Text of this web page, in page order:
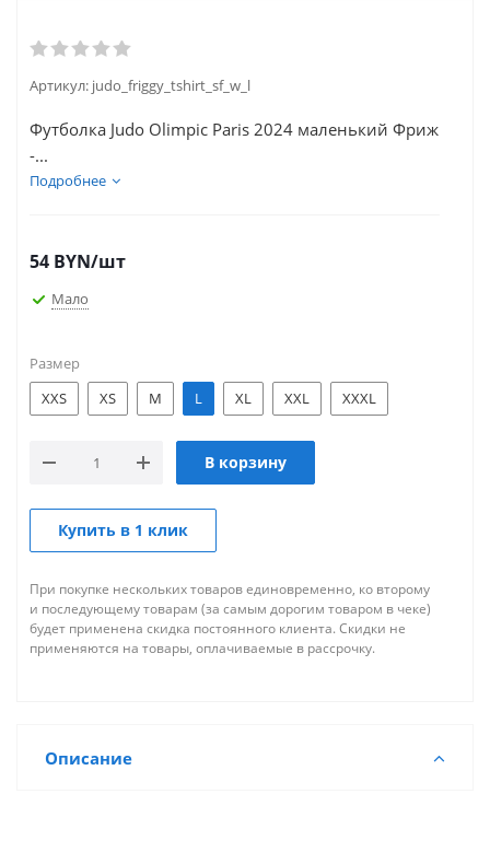
Артикул: judo_friggy_tshirt_sf_w_l
Футболка Judo Olimpic Paris 2024 маленький Фриж
-...
Подробнее
54 BYN/шт
Мало
Размер
XXS
XS M L XL XXL XXXL
В корзину
Купить в 1 клик
При покупке нескольких товаров единовременно, ко второму
и последующему товарам (за самым дорогим товаром в чеке)
будет применена скидка постоянного клиента. Скидки не
применяются на товары, оплачиваемые в рассрочку.
Описание